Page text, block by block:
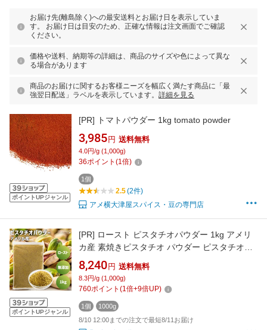
お届け先(離島除く)への最安送料とお届け日を表示していま
す。 お届け日は目安のため、正確な情報は注文画面でご確認
ください。
価格や送料、納期等の詳細は、商品のサイズや色によって異な
る場合があります
商品のお届けに関するお客様ニーズを幅広く満たす商品に「最
強翌日配送」ラベルを表示しています。 詳細を見る
ポイントUPジャンル
[PR] トマトパウダー 1kg tomato powder
3,985 円 送料無料
4.0円/g (1,000g)
36ポイント (1倍)
1個
2.5(2件)
アメ横大津屋スパイス・豆の専門店
ポイントUPジャンル
[PR] ロースト ピスタチオパウダー 1kg アメリ
カ産 素焼きピスタチオ パウダー ピスタチオプ
ードル 粉状 粉末状 粉末加工 無添加 無塩 無油
ノンオイル お菓子作り 製菓 スイーツ ヨーグル
ト トッピング アクセント 業務用 家庭用 国内加
8,240 円 送料無料
8.3円/g (1,000g)
760ポイント (1倍+9倍UP)
1個
1000g
8/10 12:00までの注文で最短8/11お届け